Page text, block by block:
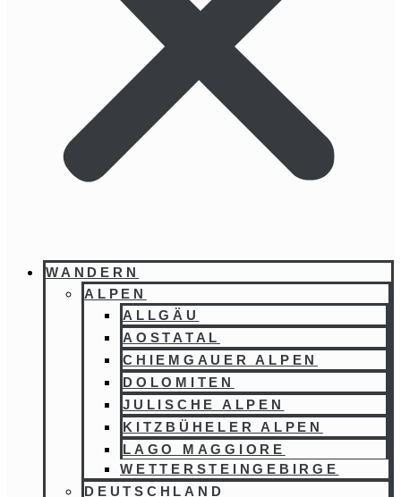
WANDERN
ALPEN
ALLGÄU
AOSTATAL
CHIEMGAUER ALPEN
DOLOMITEN
JULISCHE ALPEN
KITZBÜHELER ALPEN
LAGO MAGGIORE
WETTERSTEINGEBIRGE
DEUTSCHLAND